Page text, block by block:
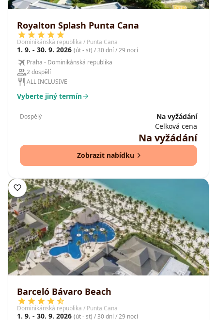
Royalton Splash Punta Cana
Dominikánská republika / Punta Cana
1. 9. - 30. 9. 2026 (út - st) / 30 dní / 29 nocí
Praha - Dominikánská republika
2 dospělí
ALL INCLUSIVE
Vyberte jiný termín
Dospělý
Na vyžádání
Celková cena
Na vyžádání
Zobrazit nabídku
Barceló Bávaro Beach
Dominikánská republika / Punta Cana
1. 9. - 30. 9. 2026 (út - st) / 30 dní / 29 nocí